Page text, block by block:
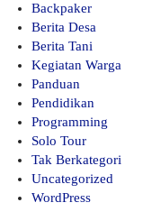
Backpaker
Berita Desa
Berita Tani
Kegiatan Warga
Panduan
Pendidikan
Programming
Solo Tour
Tak Berkategori
Uncategorized
WordPress